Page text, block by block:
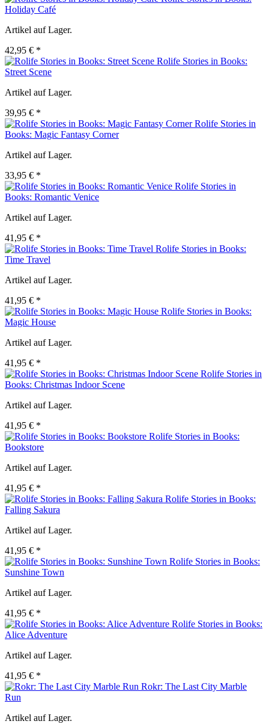
Holiday Café
Artikel auf Lager.
42,95 € *
Rolife Stories in Books:
Street Scene
Artikel auf Lager.
39,95 € *
Rolife Stories in
Books: Magic Fantasy Corner
Artikel auf Lager.
33,95 € *
Rolife Stories in
Books: Romantic Venice
Artikel auf Lager.
41,95 € *
Rolife Stories in Books:
Time Travel
Artikel auf Lager.
41,95 € *
Rolife Stories in Books:
Magic House
Artikel auf Lager.
41,95 € *
Rolife Stories in
Books: Christmas Indoor Scene
Artikel auf Lager.
41,95 € *
Rolife Stories in Books:
Bookstore
Artikel auf Lager.
41,95 € *
Rolife Stories in Books:
Falling Sakura
Artikel auf Lager.
41,95 € *
Rolife Stories in Books:
Sunshine Town
Artikel auf Lager.
41,95 € *
Rolife Stories in Books:
Alice Adventure
Artikel auf Lager.
41,95 € *
Rokr: The Last City Marble
Run
Artikel auf Lager.